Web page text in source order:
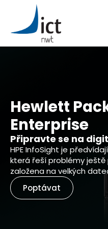
Hewlett
Enterprise
Připravte se na
HPE InfoSight je
která řeší problémy ještě
založena na velkých
Poptávat